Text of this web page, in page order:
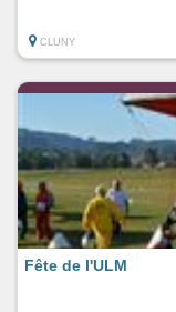
CLUNY
Fête de l'ULM